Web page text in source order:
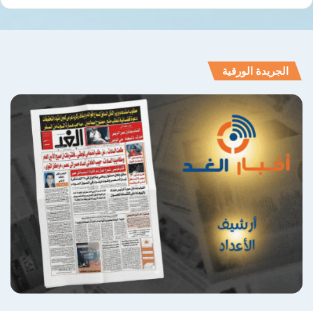
الجريدة الورقية